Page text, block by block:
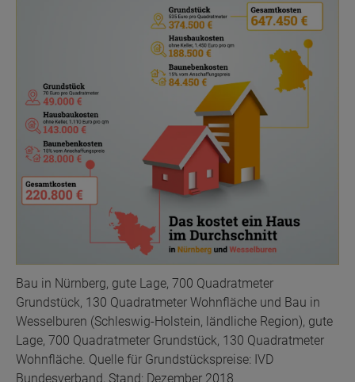
Bau in Nürnberg, gute Lage, 700 Quadratmeter
Grundstück, 130 Quadratmeter Wohnfläche und Bau in
Wesselburen (Schleswig-Holstein, ländliche Region), gute
Lage, 700 Quadratmeter Grundstück, 130 Quadratmeter
Wohnfläche. Quelle für Grundstückspreise: IVD
Bundesverband, Stand: Dezember 2018